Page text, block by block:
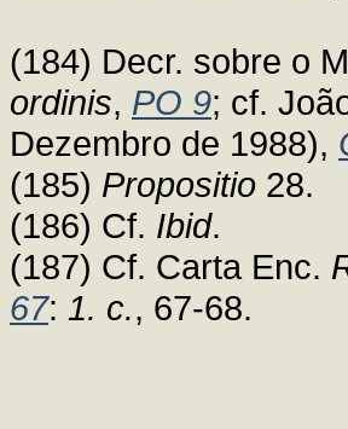
(184) Decr. sobre o
ordinis, PO 9; cf.
Dezembro de 1988),
(185) Propositio 28.
(186) Cf. Ibid.
(187) Cf. Carta Enc.
67: 1. c., 67-68.